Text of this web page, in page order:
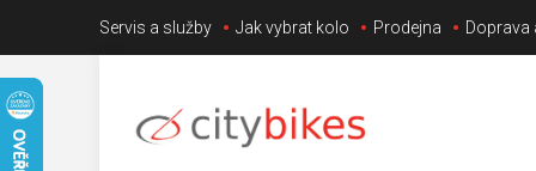
obsah
Servis a služby Jak vybrat kolo Prodejna Doprava